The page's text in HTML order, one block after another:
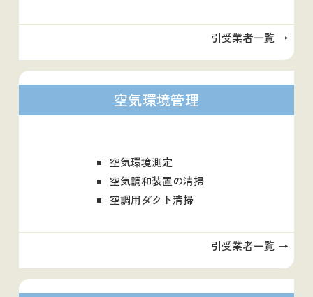
引受業者一覧 →
空気環境管理
空気環境測定
空気調和装置の清掃
空調用ダクト清掃
引受業者一覧 →